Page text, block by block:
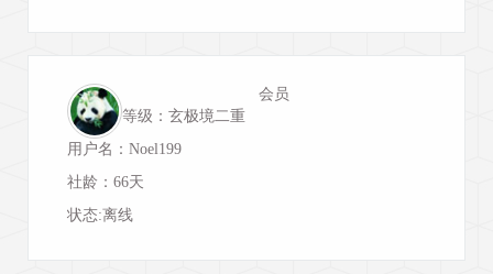
会员
等级：玄极境二重
用户名：Noel199
社龄：66天
状态:离线